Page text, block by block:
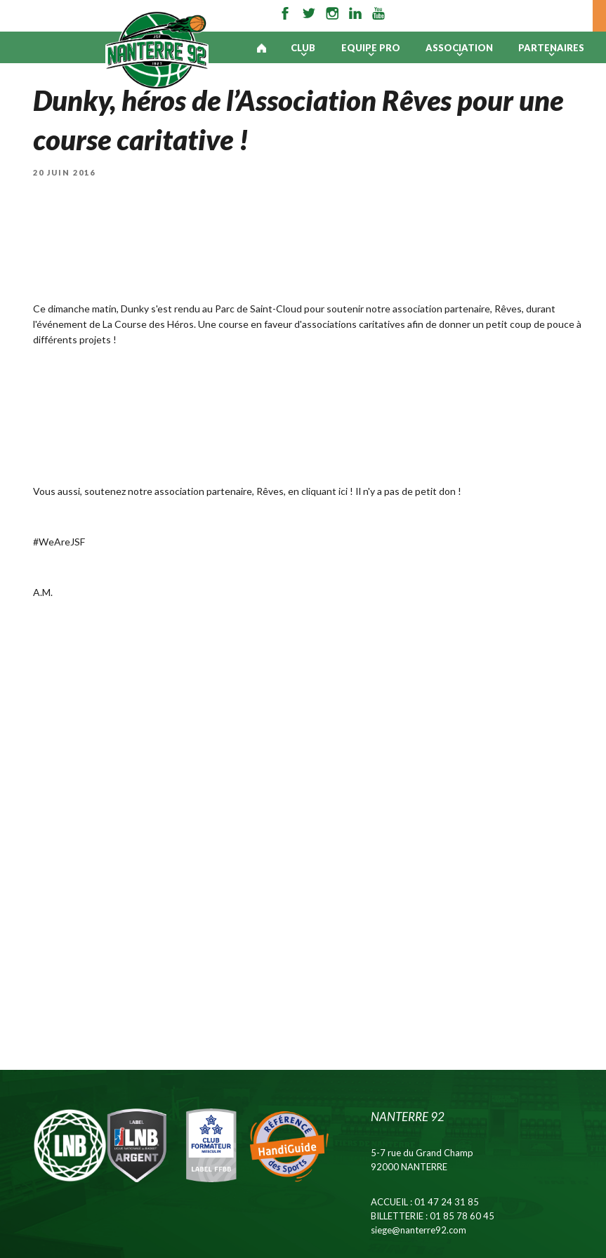
CLUB EQUIPE PRO ASSOCIATION PARTENAIRES
Dunky, héros de l’Association Rêves pour une
course caritative !
PUBLIÉ
20 JUIN 2016
Ce dimanche matin, Dunky s'est rendu au Parc de Saint-Cloud pour soutenir notre association partenaire, Rêves, durant
l'événement de La Course des Héros. Une course en faveur d'associations caritatives afin de donner un petit coup de pouce à
différents projets !
Vous aussi, soutenez notre association partenaire, Rêves, en cliquant ici ! Il n'y a pas de petit don !
#WeAreJSF
A.M.
NANTERRE 92
5-7 rue du Grand Champ
92000 NANTERRE
ACCUEIL : 01 47 24 31 85
BILLETTERIE : 01 85 78 60 45
siege@nanterre92.com